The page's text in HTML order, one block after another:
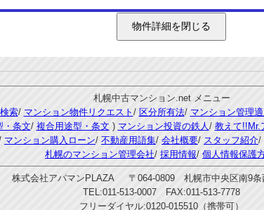
札幌中古マンション.net メニュー
索/ マンション物件リクエスト / 区分所有法/ マンション管理
・条文/ 複合用途型・条文 ) マンション投資の鉄人 / 教えて!!Mr.
マンション購入ローン/ 不動産用語集/ 会社概要/ スタッフ紹介/
札幌のマンション管理会社/ 採用情報/ 個人情報保護
株式会社アパマンPLAZA 〒064-0809 札幌市中央区南9条
TEL:011-513-0007 FAX:011-513-7778
フリーダイヤル:0120-015510（携帯可）